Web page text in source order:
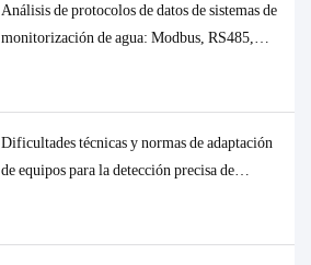
Análisis de protocolos de datos de sistemas de
monitorización de agua: Modbus, RS485,
Dificultades técnicas y normas de adaptación
de equipos para la detección precisa de